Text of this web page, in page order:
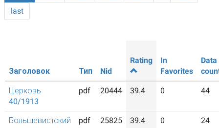
last
Заголовок Тип Nid
Rating
In
Favorites
Data
Церковь
40/1913
pdf 20444 39.4 0 44
Большевистский
pdf 25825 39.4 0 24